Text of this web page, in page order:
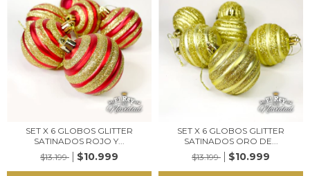
SET X 6 GLOBOS GLITTER
SATINADOS ROJO Y...
$13.199
$10.999
SET X 6 GLOBOS GLITTER
SATINADOS ORO DE...
$13.199
$10.999